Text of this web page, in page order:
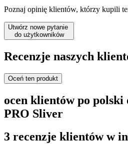
Poznaj opinię klientów, którzy kupili
Utwórz nowe pytanie
do użytkowników
Recenzje naszych
Oceń ten produkt
ocen klientów po polski
PRO Sliver
3 recenzje klientów w